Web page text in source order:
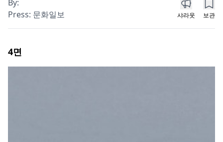
By:
Press: 문화일보 샤라웃 보관
4면